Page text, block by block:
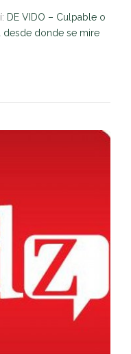
DE VIDO – Culpable o
desde donde se mire